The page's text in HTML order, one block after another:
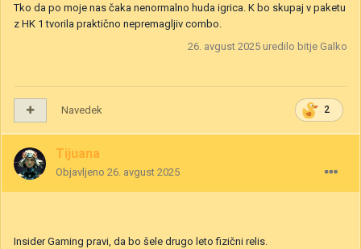
Tko da po moje nas čaka nenormalno huda igrica. K bo skupaj v paketu
z HK 1 tvorila praktično nepremagljiv combo.
26. avgust 2025 uredilo bitje Galko
2
Navedek
Tijuana
Objavljeno 26. avgust 2025
Insider Gaming pravi, da bo šele drugo leto fizični relis.